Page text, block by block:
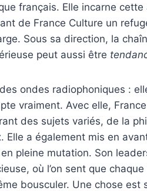
français. Elle incarne cette
de France Culture un
Sous sa direction, la
peut aussi être
des ondes radiophoniques :
vraiment. Avec elle,
des sujets variés, de la
Elle a également mis en
pleine mutation. Son
où l’on sent que
bousculer. Une chose est